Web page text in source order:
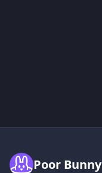
Poor Bunny